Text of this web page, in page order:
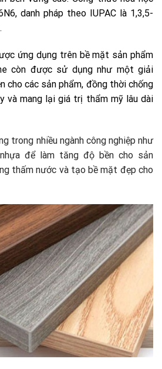
danh pháp theo IUPAC là 1,3,5-
ứng dụng trên bề mặt sản phẩm
còn được sử dụng như một giải
cho các sản phẩm, đồng thời chống
và mang lại giá trị thẩm mỹ lâu dài
trong nhiều ngành công nghiệp như
để làm tăng độ bền cho sản
thấm nước và tạo bề mặt đẹp cho